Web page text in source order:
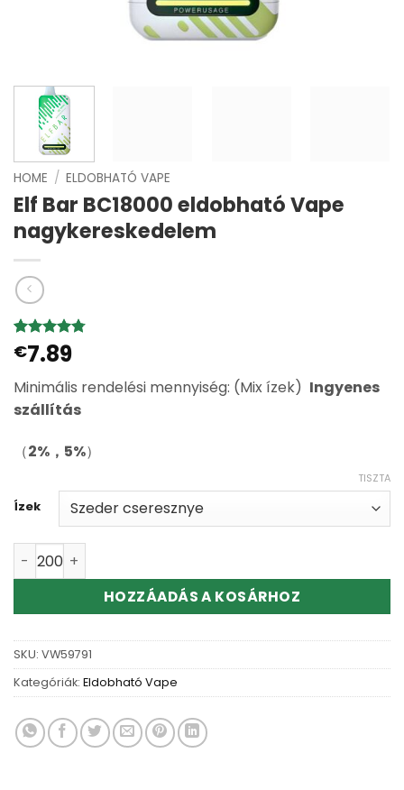
HOME / ELDOBHATÓ VAPE
Elf Bar BC18000 eldobható Vape
nagykereskedelem
Értékelés
4.75 az 5-
4
értékelés
alapján
€7.89
Minimális rendelési mennyiség: (Mix ízek) Ingyenes
szállítás
（2%，5%）
Ízek
TISZTA
Elf Bar BC18000 Disposable Vape Wholesale mennyiség
HOZZÁADÁS A KOSÁRHOZ
SKU: VW59791
Kategóriák: Eldobható Vape